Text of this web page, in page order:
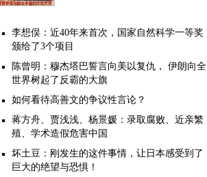
李想俣：近40年来首次，国家自然科学一等奖
颁给了3个项目
陈曾明：穆杰塔巴誓言向美以复仇， 伊朗向全
世界树起了反霸的大旗
如何看待高善文的争议性言论？
蒋方舟、贾浅浅、杨景媛：录取腐败、近亲繁
殖、学术造假危害中国
坏土豆：刚发生的这件事情，让日本感受到了
巨大的绝望与恐惧！